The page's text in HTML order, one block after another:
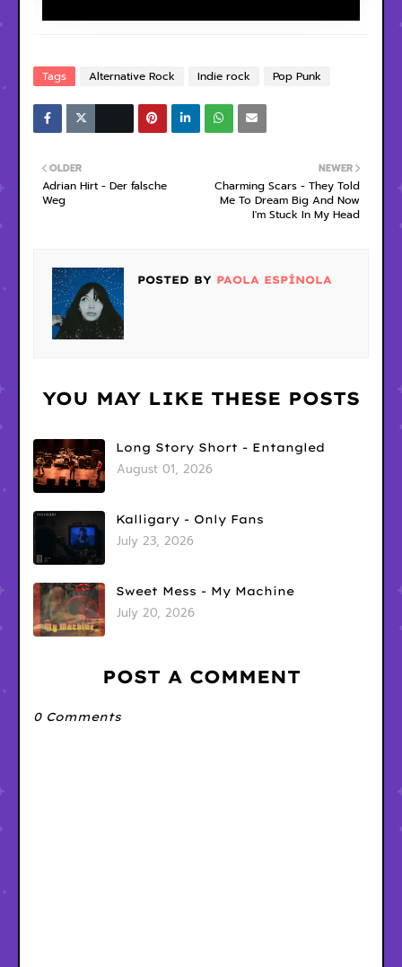
Tags Alternative Rock Indie rock Pop Punk
NEWER
Charming Scars - They Told
Me To Dream Big And Now
I'm Stuck In My Head
OLDER
Adrian Hirt - Der falsche
Weg
POSTED BY PAOLA ESPÍNOLA
YOU MAY LIKE THESE POSTS
Long Story Short - Entangled
August 01, 2026
Kalligary - Only Fans
July 23, 2026
Sweet Mess - My Machine
July 20, 2026
POST A COMMENT
0 Comments